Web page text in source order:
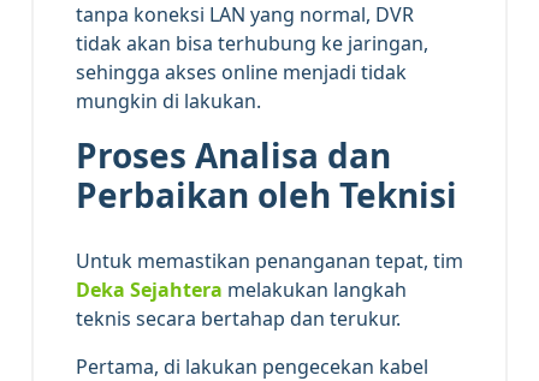
tanpa koneksi LAN yang normal, DVR
tidak akan bisa terhubung ke jaringan,
sehingga akses online menjadi tidak
mungkin di lakukan.
Proses Analisa dan
Perbaikan oleh Teknisi
Untuk memastikan penanganan tepat, tim
Deka Sejahtera melakukan langkah
teknis secara bertahap dan terukur.
Pertama, di lakukan pengecekan kabel